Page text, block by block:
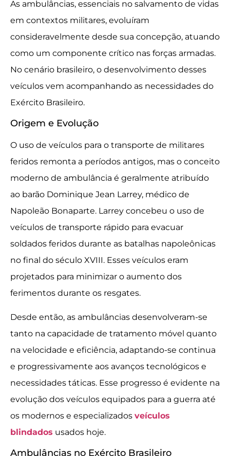
As ambulâncias, essenciais no salvamento de vidas
em contextos militares, evoluíram
consideravelmente desde sua concepção, atuando
como um componente crítico nas forças armadas.
No cenário brasileiro, o desenvolvimento desses
veículos vem acompanhando as necessidades do
Exército Brasileiro.
Origem e Evolução
O uso de veículos para o transporte de militares
feridos remonta a períodos antigos, mas o conceito
moderno de ambulância é geralmente atribuído
ao barão Dominique Jean Larrey, médico de
Napoleão Bonaparte. Larrey concebeu o uso de
veículos de transporte rápido para evacuar
soldados feridos durante as batalhas napoleônicas
no final do século XVIII. Esses veículos eram
projetados para minimizar o aumento dos
ferimentos durante os resgates.
Desde então, as ambulâncias desenvolveram-se
tanto na capacidade de tratamento móvel quanto
na velocidade e eficiência, adaptando-se continua
e progressivamente aos avanços tecnológicos e
necessidades táticas. Esse progresso é evidente na
evolução dos veículos equipados para a guerra até
os modernos e especializados veículos
blindados usados hoje.
Ambulâncias no Exército Brasileiro